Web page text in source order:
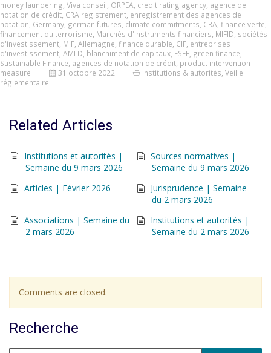
money laundering Viva conseil ORPEA credit rating agency agence de
notation de crédit CRA registrement enregistrement des agences de
notation Germany german futures climate commitments CRA finance verte
financement du terrorisme Marchés d'instruments financiers MIFID sociétés
d'investissement MIF Allemagne finance durable CIF entreprises
d'investissement AMLD blanchiment de capitaux ESEF green finance
Sustainable Finance agences de notation de crédit product intervention
measure
31 octobre 2022 Institutions & autorités Veille
réglementaire
Related Articles
Institutions et autorités |
Semaine du 9 mars 2026
Sources normatives |
Semaine du 9 mars 2026
Articles | Février 2026
Jurisprudence | Semaine
du 2 mars 2026
Associations | Semaine du
2 mars 2026
Institutions et autorités |
Semaine du 2 mars 2026
Comments are closed.
Recherche